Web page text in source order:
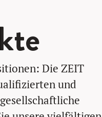
Die ZEIT
und